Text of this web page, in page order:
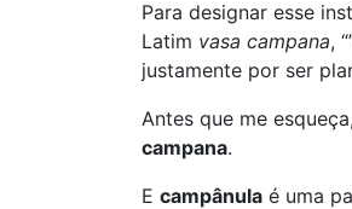
Para designar esse
Latim vasa campana,
justamente por ser
Antes que me
campana.
E campânula é uma